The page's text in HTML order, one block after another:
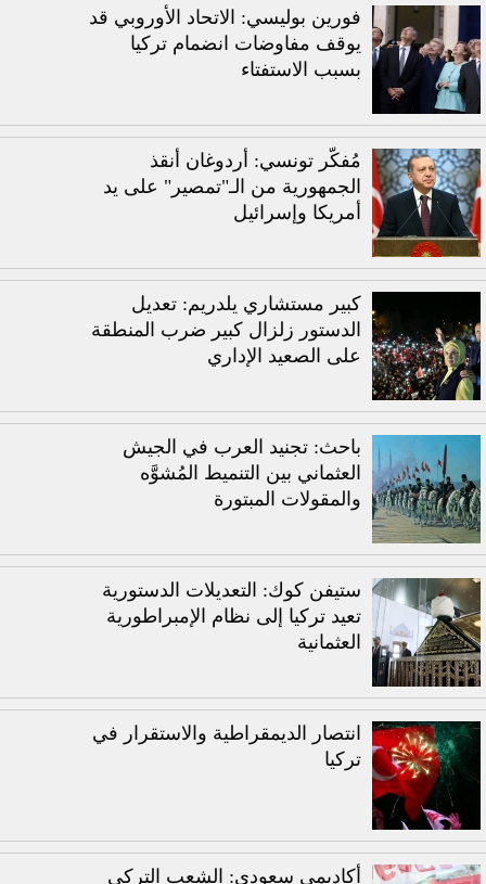
فورين بوليسي: الاتحاد الأوروبي قد
يوقف مفاوضات انضمام تركيا
بسبب الاستفتاء
مُفكّر تونسي: أردوغان أنقذ
الجمهورية من الـ"تمصير" على يد
أمريكا وإسرائيل
كبير مستشاري يلدريم: تعديل
الدستور زلزال كبير ضرب المنطقة
على الصعيد الإداري
باحث: تجنيد العرب في الجيش
العثماني بين التنميط المُشوَّه
والمقولات المبتورة
ستيفن كوك: التعديلات الدستورية
تعيد تركيا إلى نظام الإمبراطورية
العثمانية
انتصار الديمقراطية والاستقرار في
تركيا
أكاديمي سعودي: الشعب التركي